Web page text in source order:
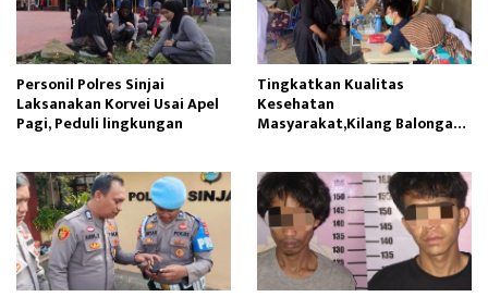
Personil Polres Sinjai
Laksanakan Korvei Usai Apel
Pagi, Peduli lingkungan
Tingkatkan Kualitas
Kesehatan
Masyarakat,Kilang Balongan